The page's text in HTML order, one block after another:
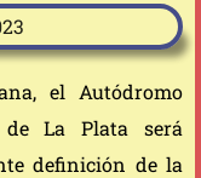
el Autódromo
de La Plata será
definición de la